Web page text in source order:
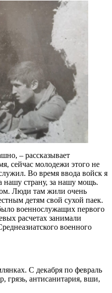
‒ рассказывает
сейчас молодежи этого не
Во время ввода войск я
нашу страну, за нашу мощь.
Люди там жили очень
детям свой сухой паек.
военнослужащих первого
расчетах занимали
военного
С декабря по февраль
грязь, антисанитария, вши,